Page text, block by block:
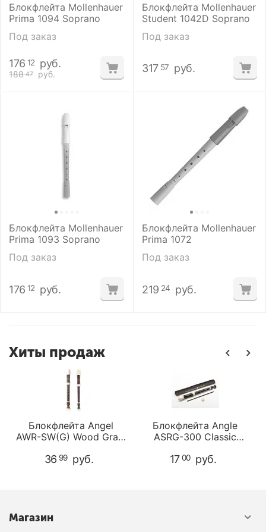
Блокфлейта Mollenhauer
Prima 1094 Soprano
Под заказ
188 47 руб.
176 12 руб.
Блокфлейта Mollenhauer
Student 1042D Soprano
Под заказ
317 57 руб.
Блокфлейта Mollenhauer
Prima 1093 Soprano
Под заказ
176 12 руб.
Блокфлейта Mollenhauer
Prima 1072
Под заказ
219 24 руб.
Хиты продаж
Блокфлейта Angel
AWR-SW(G) Wood Grain
36 99 руб.
Блокфлейта Angle
ASRG-300 Classic
17 00 руб.
Магазин